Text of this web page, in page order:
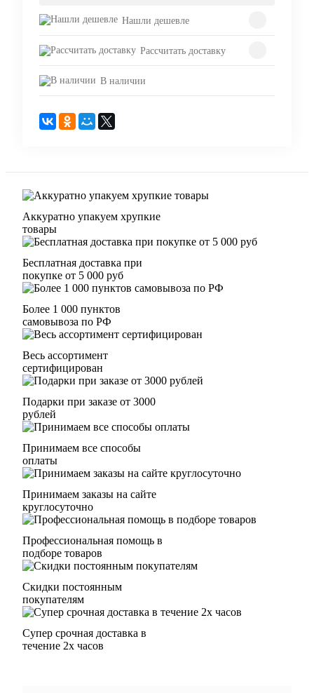
Нашли дешевле
Рассчитать доставку
В наличии
Аккуратно упакуем хрупкие
товары
Бесплатная доставка при
покупке от 5 000 руб
Более 1 000 пунктов
самовывоза по РФ
Весь ассортимент
сертифицирован
Подарки при заказе от 3000
рублей
Принимаем все способы
оплаты
Принимаем заказы на сайте
круглосуточно
Профессиональная помощь в
подборе товаров
Скидки постоянным
покупателям
Супер срочная доставка в
течение 2х часов